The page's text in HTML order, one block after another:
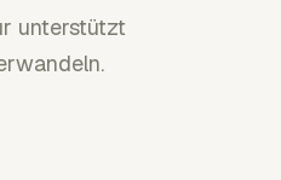
unterstützt